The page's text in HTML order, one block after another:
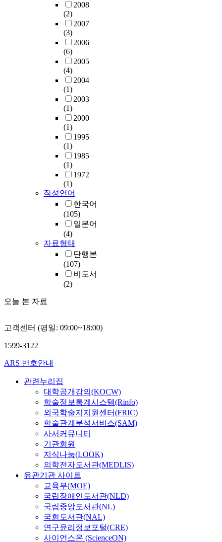
2008
(2)
2007
(3)
2006
(6)
2005
(4)
2004
(1)
2003
(1)
2000
(1)
1995
(1)
1985
(1)
1972
(1)
작성언어
한국어
(105)
일본어
(4)
자료형태
단행본
(107)
비도서
(2)
오늘 본 자료
고객센터 (평일: 09:00~18:00)
1599-3122
ARS 번호안내
관련누리집
대학공개강의(KOCW)
학술정보통계시스템(Rinfo)
외국학술지지원센터(FRIC)
학술관계분석서비스(SAM)
사서커뮤니티
기관회원
지식나눔(LOOK)
의학전자도서관(MEDLIS)
유관기관 사이트
교육부(MOE)
국립장애인도서관(NLD)
국립중앙도서관(NL)
국회도서관(NAL)
연구윤리정보포털(CRE)
사이언스온 (ScienceON)